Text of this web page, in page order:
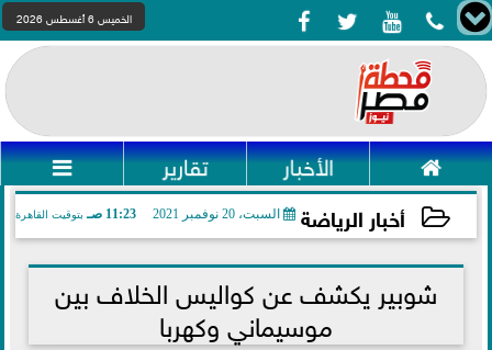
    الخميس 6 أغسطس 2026
 الأخبار تقارير 
أخبار الرياضة السبت، 20 نوفمبر 2021 11:23 صـ بتوقيت القاهرة
2021-11-20 11:23:03شوبير يكشف عن كواليس الخلاف بين
موسيماني وكهربا